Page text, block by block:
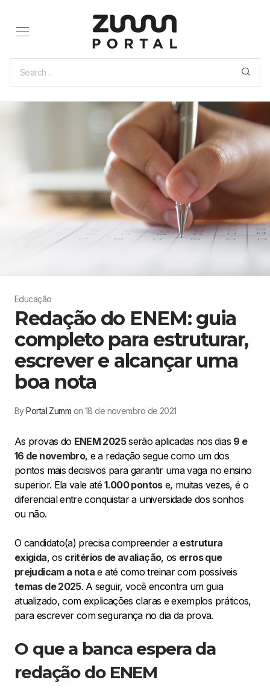
Educação
Redação do ENEM: guia
completo para estruturar,
escrever e alcançar uma
boa nota
ByPortal Zumm on 18 de novembro de 2021
As provas do ENEM 2025serão aplicadas nos dias 9 e
16 de novembro, e a redação segue como um dos
pontos mais decisivos para garantir uma vaga no ensino
superior. Ela vale até1.000 pontose, muitas vezes, é o
diferencial entre conquistar a universidade dos sonhos
ou não.
O candidato(a) precisa compreender a estrutura
exigida, os critérios de avaliação, os erros que
prejudicam a nota e até como treinar com possíveis
temas de 2025. A seguir, você encontra um guia
atualizado, com explicações claras e exemplos práticos,
para escrever com segurança no dia da prova.
O que a banca espera da
redação do ENEM